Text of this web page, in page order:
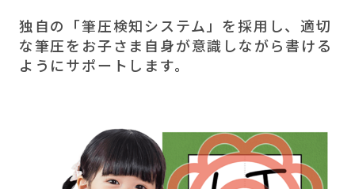
独自の「筆圧検知システム」を採用し、適切
な筆圧をお子さま自身が意識しながら書ける
ようにサポートします。